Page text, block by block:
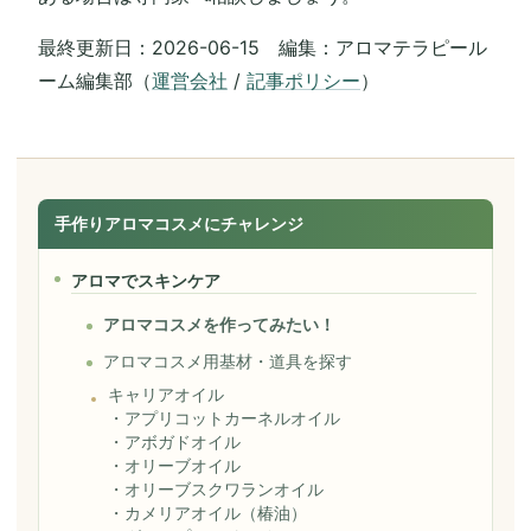
最終更新日：2026-06-15 編集：アロマテラピール
ーム編集部（運営会社 / 記事ポリシー）
手作りアロマコスメにチャレンジ
アロマでスキンケア
アロマコスメを作ってみたい！
アロマコスメ用基材・道具を探す
キャリアオイル
・ アプリコットカーネルオイル
・ アボガドオイル
・ オリーブオイル
・ オリーブスクワランオイル
・ カメリアオイル（椿油）